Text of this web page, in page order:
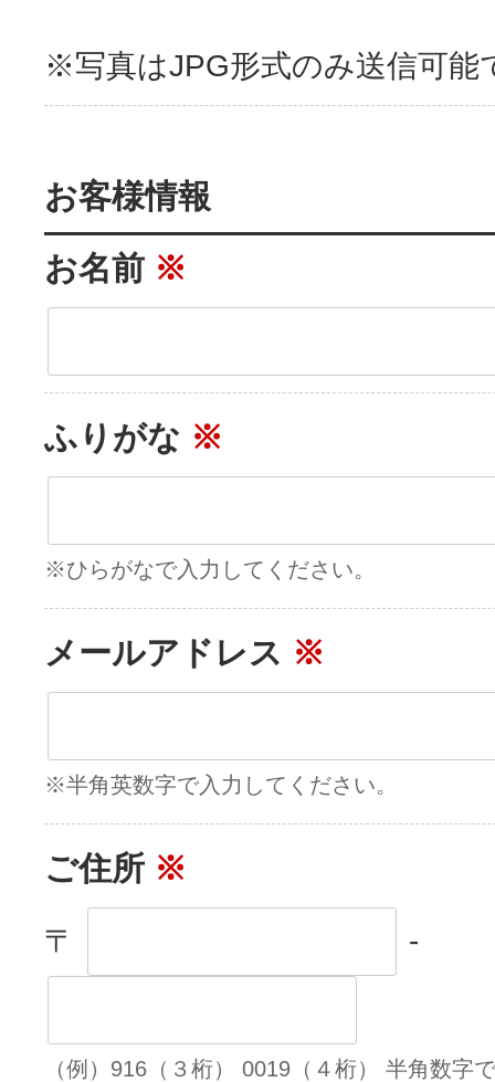
※写真はJPG形式のみ送信可能
お客様情報
お名前 ※
ふりがな ※
※ひらがなで入力してください。
メールアドレス ※
※半角英数字で入力してください。
ご住所 ※
〒 -
（例）916（３桁） 0019（４桁） 半角数字